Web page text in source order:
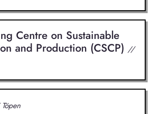
Centre on Sustainable
and Production (CSCP) //